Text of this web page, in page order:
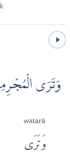
وَتَرَى
watarā
وَتَرَى